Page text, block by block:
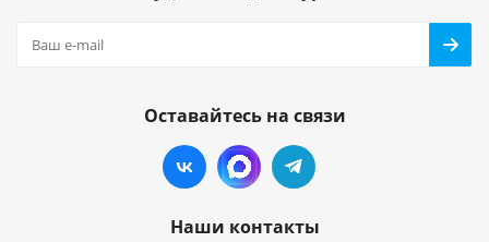
Оставайтесь на связи
Наши контакты